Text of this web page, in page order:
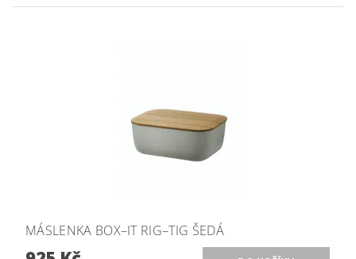
MÁSLENKA BOX–IT RIG–TIG ŠEDÁ